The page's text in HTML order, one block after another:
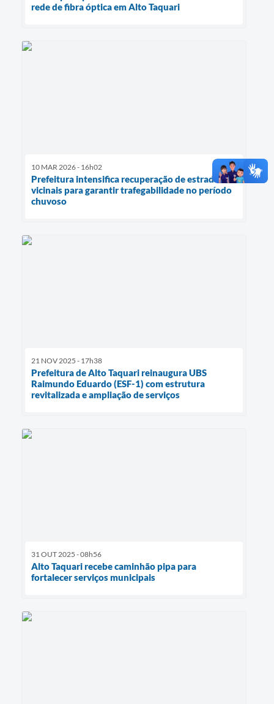
rede de fibra óptica em Alto Taquari
10 MAR 2026 - 16h02
Prefeitura intensifica recuperação de estradas
vicinais para garantir trafegabilidade no período
chuvoso
21 NOV 2025 - 17h38
Prefeitura de Alto Taquari reinaugura UBS
Raimundo Eduardo (ESF-1) com estrutura
revitalizada e ampliação de serviços
31 OUT 2025 - 08h56
Alto Taquari recebe caminhão pipa para
fortalecer serviços municipais